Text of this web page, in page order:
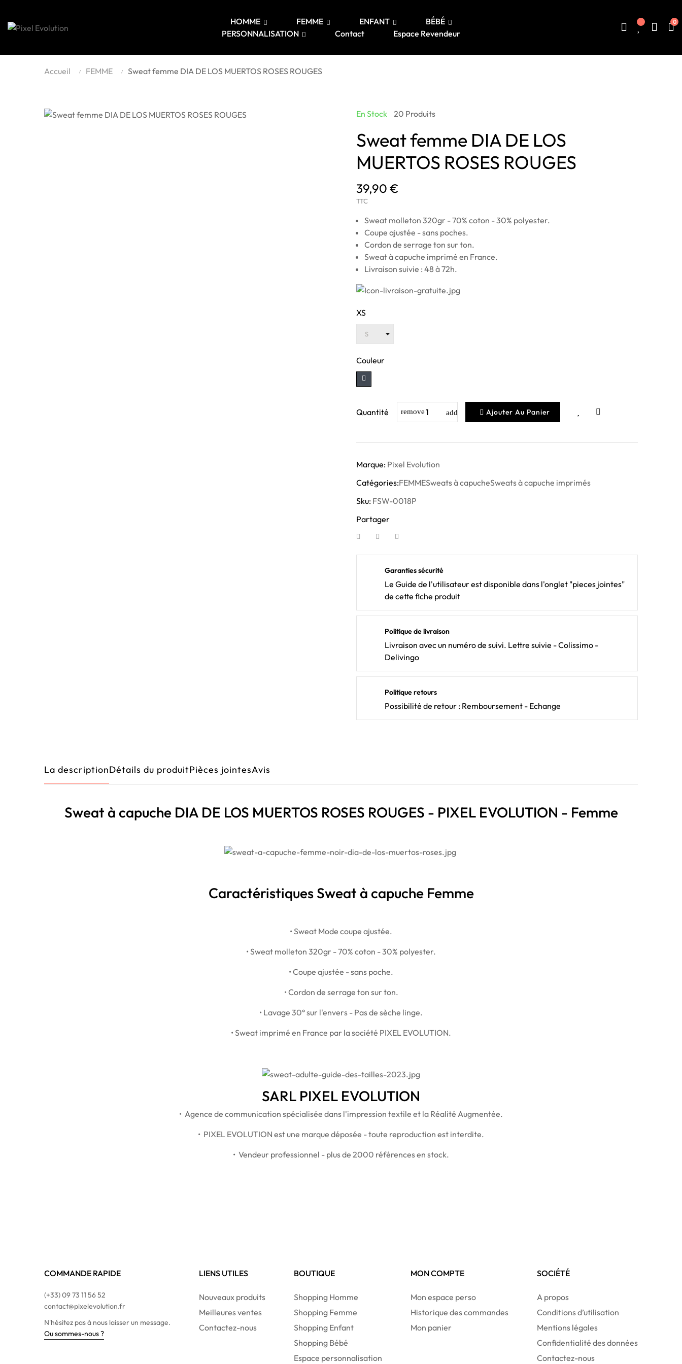
HOMME FEMME ENFANT
BÉBÉ
PERSONNALISATION
Contact Espace Revendeur
0
Accueil FEMME Sweat femme DIA DE LOS MUERTOS ROSES ROUGES
En Stock 20 Produits
Sweat femme DIA DE LOS
MUERTOS ROSES ROUGES
39,90 €
TTC
Sweat molleton 320gr - 70% coton - 30% polyester.
Coupe ajustée - sans poches.
Cordon de serrage ton sur ton.
Sweat à capuche imprimé en France.
Livraison suivie : 48 à 72h.
XS
Couleur
Quantité Ajouter Au Panier
Marque: Pixel Evolution
Catégories:FEMMESweats à capucheSweats à capuche imprimés
Sku: FSW-0018P
Partager
Garanties sécurité
Le Guide de l'utilisateur est disponible dans l'onglet "pieces jointes"
de cette fiche produit
Politique de livraison
Livraison avec un numéro de suivi. Lettre suivie - Colissimo -
Delivingo
Politique retours
Possibilité de retour : Remboursement - Echange
La descriptionDétails du produitPièces jointesAvis
Sweat à capuche DIA DE LOS MUERTOS ROSES ROUGES - PIXEL EVOLUTION - Femme
Caractéristiques Sweat à capuche Femme
• Sweat Mode coupe ajustée.
• Sweat molleton 320gr - 70% coton - 30% polyester.
• Coupe ajustée - sans poche.
• Cordon de serrage ton sur ton.
• Lavage 30° sur l'envers - Pas de sèche linge.
• Sweat imprimé en France par la société PIXEL EVOLUTION.
SARL PIXEL EVOLUTION
• Agence de communication spécialisée dans l'impression textile et la Réalité Augmentée.
• PIXEL EVOLUTION est une marque déposée - toute reproduction est interdite.
• Vendeur professionnel - plus de 2000 références en stock.
COMMANDE RAPIDE
(+33) 09 73 11 56 52
contact@pixelevolution.fr
N'hésitez pas à nous laisser un message.
Ou sommes-nous ?
LIENS UTILES
Nouveaux produits
Meilleures ventes
Contactez-nous
BOUTIQUE
Shopping Homme
Shopping Femme
Shopping Enfant
Shopping Bébé
Espace personnalisation
MON COMPTE
Mon espace perso
Historique des commandes
Mon panier
SOCIÉTÉ
A propos
Conditions d’utilisation
Mentions légales
Confidentialité des données
Contactez-nous